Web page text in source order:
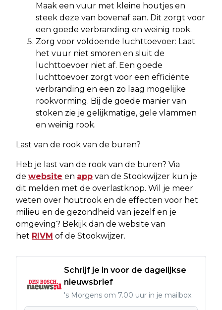
Maak een vuur met kleine houtjes en
steek deze van bovenaf aan. Dit zorgt voor
een goede verbranding en weinig rook.
Zorg voor voldoende luchttoevoer: Laat
het vuur niet smoren en sluit de
luchttoevoer niet af. Een goede
luchttoevoer zorgt voor een efficiënte
verbranding en een zo laag mogelijke
rookvorming. Bij de goede manier van
stoken zie je gelijkmatige, gele vlammen
en weinig rook.
Last van de rook van de buren?
Heb je last van de rook van de buren? Via
de website en app van de Stookwijzer kun je
dit melden met de overlastknop. Wil je meer
weten over houtrook en de effecten voor het
milieu en de gezondheid van jezelf en je
omgeving? Bekijk dan de website van
het RIVM of de Stookwijzer.
Schrijf je in voor de dagelijkse
nieuwsbrief
's Morgens om 7.00 uur in je mailbox.